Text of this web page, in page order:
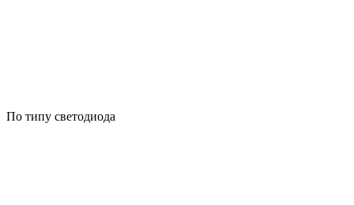
По типу светодиода